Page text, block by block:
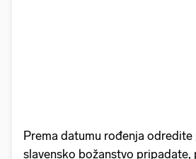
Prema datumu rođenja
slavensko božanstvo pripadate,